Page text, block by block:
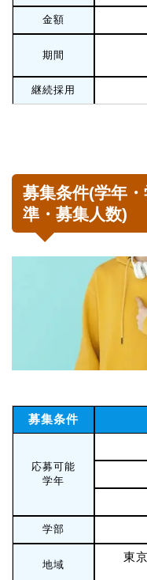
金額
期間
継続採用
募集条件(学年
準・募集人数)
募集条件
応募可能
学年
学部
地域
東